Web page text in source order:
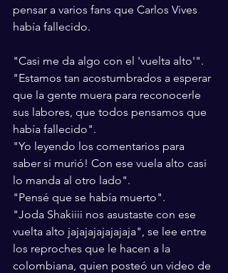
pensar a varios fans que Carlos Vives
había fallecido.
"Casi me da algo con el 'vuelta alto'".
"Estamos tan acostumbrados a esperar
que la gente muera para reconocerle
sus labores, que todos pensamos que
había fallecido".
"Yo leyendo los comentarios para
saber si murió! Con ese vuela alto casi
lo manda al otro lado".
"Pensé que se había muerto".
"Joda Shakiiii nos asustaste con ese
vuelta alto jajajajajajajaja", se lee entre
los reproches que le hacen a la
colombiana, quien posteó un video de